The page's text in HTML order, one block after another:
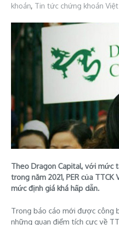
khoán, Tin tức chứng khoán
Theo Dragon Capital, với mức
trong năm 2021, PER của
mức định giá khá hấp dẫn.
Trong báo cáo mới được công
những quan điểm tích cực về